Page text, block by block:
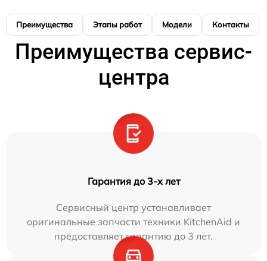
Преимущества Этапы работ Модели Контакты
Преимущества сервис-
центра
Гарантия до 3-х лет
Сервисный центр устанавливает
оригинальные запчасти техники KitchenAid и
предоставляет гарантию до 3 лет.